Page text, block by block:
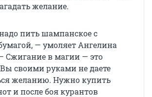
желание.
пить шампанское с
— умоляет Ангелина
Сжигание в магии — это
своими руками не даете
желанию. Нужно купить
и после боя курантов